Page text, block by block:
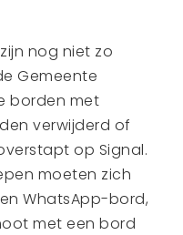
nog niet zo
Gemeente
borden met
verwijderd of
op Signal.
moeten zich
WhatsApp-bord,
met een bord